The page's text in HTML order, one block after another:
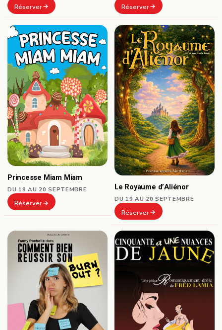
Réserver Réserver
Princesse Miam Miam
DU 19 AU 20 SEPTEMBRE
Réserver
Le Royaume d’Aliénor
DU 19 AU 20 SEPTEMBRE
Réserver